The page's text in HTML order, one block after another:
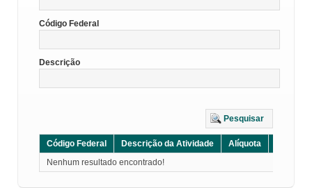
Código Federal
Descrição
Pesquisar
Código Federal Descrição da Atividade Alíquota
Nenhum resultado encontrado!